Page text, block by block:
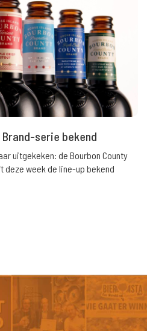
serie bekend
uitgekeken: de Bourbon County
deze week de line-up bekend